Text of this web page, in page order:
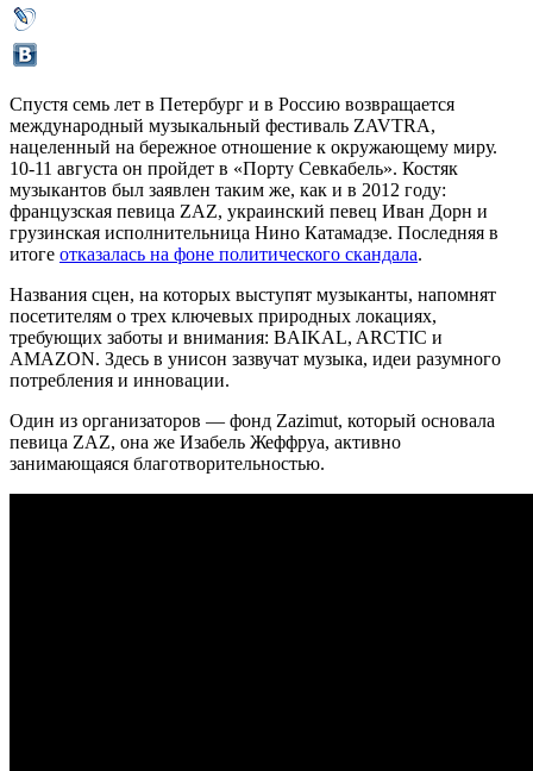
Спустя семь лет в Петербург и в Россию возвращается
международный музыкальный фестиваль ZAVTRA,
нацеленный на бережное отношение к окружающему миру.
10-11 августа он пройдет в «Порту Севкабель». Костяк
музыкантов был заявлен таким же, как и в 2012 году:
французская певица ZAZ, украинский певец Иван Дорн и
грузинская исполнительница Нино Катамадзе. Последняя в
итоге отказалась на фоне политического скандала.
Названия сцен, на которых выступят музыканты, напомнят
посетителям о трех ключевых природных локациях,
требующих заботы и внимания: BAIKAL, ARCTIC и
AMAZON. Здесь в унисон зазвучат музыка, идеи разумного
потребления и инновации.
Один из организаторов — фонд Zazimut, который основала
певица ZAZ, она же Изабель Жеффруа, активно
занимающаяся благотворительностью.